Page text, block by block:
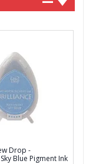
Drop -
Blue Pigment Ink